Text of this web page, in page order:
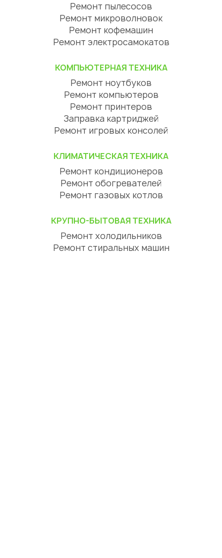
Ремонт пылесосов
Ремонт микроволновок
Ремонт кофемашин
Ремонт электросамокатов
КОМПЬЮТЕРНАЯ ТЕХНИКА
Ремонт ноутбуков
Ремонт компьютеров
Ремонт принтеров
Заправка картриджей
Ремонт игровых консолей
КЛИМАТИЧЕСКАЯ ТЕХНИКА
Ремонт кондиционеров
Ремонт обогревателей
Ремонт газовых котлов
КРУПНО-БЫТОВАЯ ТЕХНИКА
Ремонт холодильников
Ремонт стиральных машин